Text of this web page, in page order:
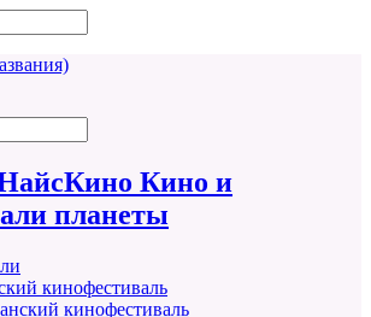
Кино и
планеты
кинофестиваль
кинофестиваль